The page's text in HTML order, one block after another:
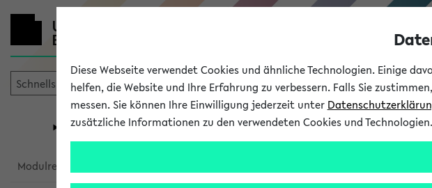
Universität Forschung Studium
eKVV
Modulrecherche
Alle veröffentlichten
Diese Webseite verwendet Cookies und ähnliche Technologien. Einige
helfen, die Website und Ihre Erfahrung zu verbessern. Falls Sie
messen. Sie können Ihre Einwilligung jederzeit unter
zusätzliche Informationen zu den verwendeten Cookies und Technologien.